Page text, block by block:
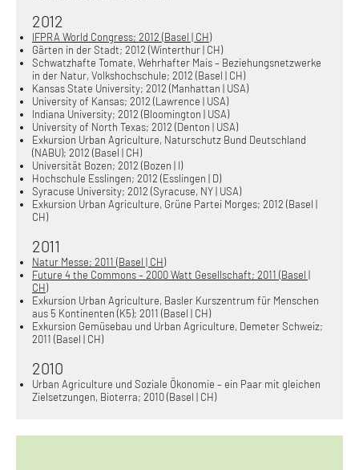
2012
IFPRA World Congress; 2012 (Basel | CH)
Gärten in der Stadt; 2012 (Winterthur | CH)
Schwatzhafte Tomate, Wehrhafter Mais – Beziehungsnetzwerke
in der Natur, Volkshochschule; 2012 (Basel | CH)
Kansas State University; 2012 (Manhattan | USA)
University of Kansas; 2012 (Lawrence | USA)
Indiana University; 2012 (Bloomington | USA)
University of North Texas; 2012 (Denton | USA)
Exkursion Urban Agriculture, Naturschutz Bund Deutschland
(NABU); 2012 (Basel | CH)
Universität Bozen; 2012 (Bozen | I)
Hochschule Esslingen; 2012 (Esslingen | D)
Syracuse University; 2012 (Syracuse, NY | USA)
Exkursion Urban Agriculture, Grüne Partei Morges; 2012 (Basel |
CH)
2011
Natur Messe; 2011 (Basel | CH)
Future 4 the Commons – 2000 Watt Gesellschaft; 2011 (Basel |
CH)
Exkursion Urban Agriculture, Basler Kurszentrum für Menschen
aus 5 Kontinenten (K5); 2011 (Basel | CH)
Exkursion Gemüsebau und Urban Agriculture, Demeter Schweiz;
2011 (Basel | CH)
2010
Urban Agriculture und Soziale Ökonomie – ein Paar mit gleichen
Zielsetzungen, Bioterra; 2010 (Basel | CH)